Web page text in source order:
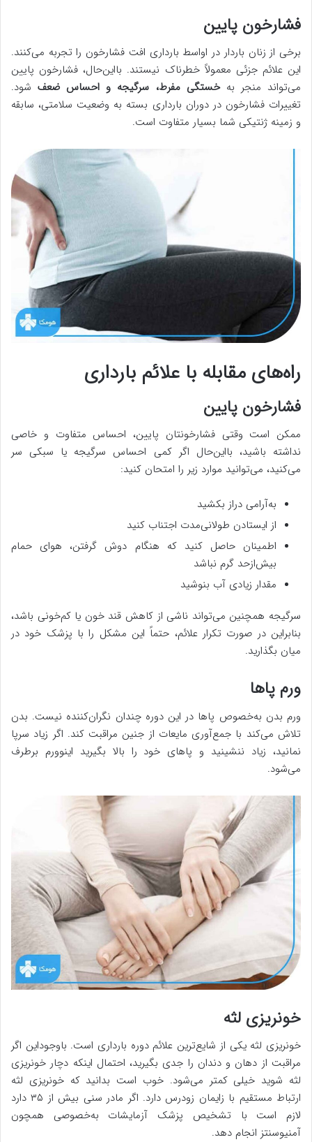
فشارخون پایین
برخی از زنان باردار در اواسط بارداری افت فشارخون را تجربه می‌کنند.
این علائم جزئی معمولاً خطرناک نیستند. بااین‌حال، فشارخون پایین
می‌تواند منجر بهخستگی مفرط، سرگیجه و احساس ضعف شود.
تغییرات فشارخون در دوران بارداری بسته به وضعیت سلامتی، سابقه
و زمینه ژنتیکی شما بسیار متفاوت است.
راه‌های مقابله با علائم بارداری
فشارخون پایین
ممکن است وقتی فشارخونتان پایین، احساس متفاوت و خاصی
نداشته باشید، بااین‌حال اگر کمی احساس سرگیجه یا سبکی سر
می‌کنید، می‌توانید موارد زیر را امتحان کنید:
به‌آرامی دراز بکشید
از ایستادن طولانی‌مدت اجتناب کنید
اطمینان حاصل کنید که هنگام دوش گرفتن، هوای حمام
بیش‌ازحد گرم نباشد
مقدار زیادی آب بنوشید
سرگیجه همچنین می‌تواند ناشی از کاهش قند خون یا کم‌خونی باشد،
بنابراین در صورت تکرار علائم، حتماً این مشکل را با پزشک خود در
میان بگذارید.
ورم پاها
ورم بدن به‌خصوص پاها در این دوره چندان نگران‌کننده نیست. بدن
تلاش می‌کند با جمع‌آوری مایعات از جنین مراقبت کند. اگر زیاد سرپا
نمانید، زیاد ننشینید و پاهای خود را بالا بگیرید اینوورم برطرف
می‌شود.
خونریزی لثه
خونریزی لثه یکی از شایع‌ترین علائم دوره بارداری است. باوجوداین اگر
مراقبت از دهان و دندان را جدی بگیرید، احتمال اینکه دچار خونریزی
لثه شوید خیلی کمتر می‌شود. خوب است بدانید که خونریزی لثه
ارتباط مستقیم با زایمان زودرس دارد. اگر مادر سنی بیش از ۳۵ دارد
لازم است با تشخیص پزشک آزمایشات به‌خصوصی همچون
آمنیوسنتز انجام دهد.